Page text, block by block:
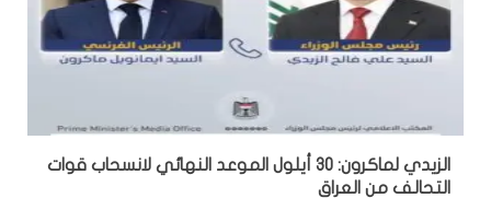
الزيدي لماكرون: 30 أيلول الموعد النهائي لانسحاب قوات
التحالف من العراق